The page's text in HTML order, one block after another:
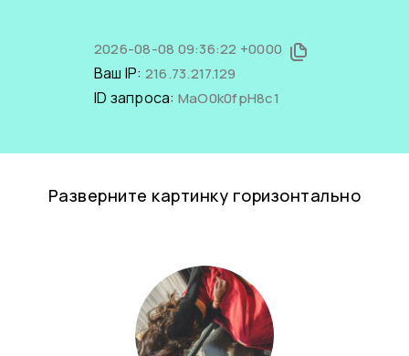
2026-08-08 09:36:22 +0000
Ваш IP: 216.73.217.129
ID запроса: MaO0k0fpH8c1
Разверните картинку горизонтально